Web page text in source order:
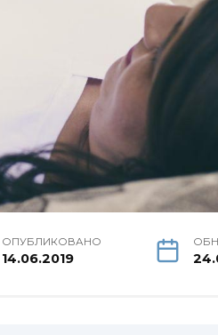
ОПУБЛИКОВАНО
14.06.2019